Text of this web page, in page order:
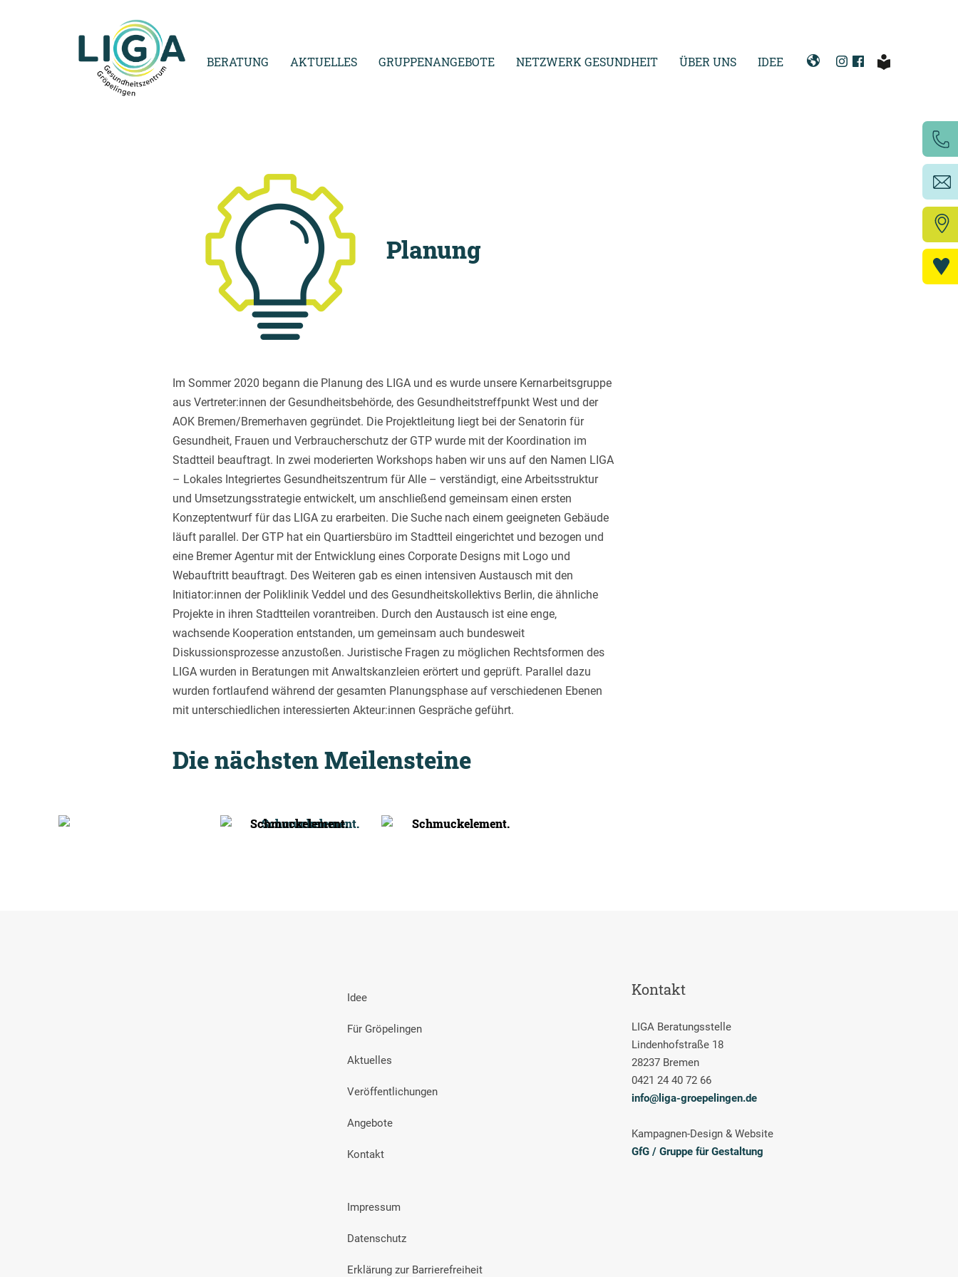
BERATUNG AKTUELLES GRUPPENANGEBOTE NETZWERK GESUNDHEIT ÜBER UNS IDEE
Planung
Im Sommer 2020 begann die Planung des LIGA und es wurde unsere Kernarbeitsgruppe
aus Vertreter:innen der Gesundheitsbehörde, des Gesundheitstreffpunkt West und der
AOK Bremen/Bremerhaven gegründet. Die Projektleitung liegt bei der Senatorin für
Gesundheit, Frauen und Verbraucherschutz der GTP wurde mit der Koordination im
Stadtteil beauftragt. In zwei moderierten Workshops haben wir uns auf den Namen LIGA
– Lokales Integriertes Gesundheitszentrum für Alle – verständigt, eine Arbeitsstruktur
und Umsetzungsstrategie entwickelt, um anschließend gemeinsam einen ersten
Konzeptentwurf für das LIGA zu erarbeiten. Die Suche nach einem geeigneten Gebäude
läuft parallel. Der GTP hat ein Quartiersbüro im Stadtteil eingerichtet und bezogen und
eine Bremer Agentur mit der Entwicklung eines Corporate Designs mit Logo und
Webauftritt beauftragt. Des Weiteren gab es einen intensiven Austausch mit den
Initiator:innen der Poliklinik Veddel und des Gesundheitskollektivs Berlin, die ähnliche
Projekte in ihren Stadtteilen vorantreiben. Durch den Austausch ist eine enge,
wachsende Kooperation entstanden, um gemeinsam auch bundesweit
Diskussionsprozesse anzustoßen. Juristische Fragen zu möglichen Rechtsformen des
LIGA wurden in Beratungen mit Anwaltskanzleien erörtert und geprüft. Parallel dazu
wurden fortlaufend während der gesamten Planungsphase auf verschiedenen Ebenen
mit unterschiedlichen interessierten Akteur:innen Gespräche geführt.
Die nächsten Meilensteine
Idee
Für Gröpelingen
Aktuelles
Veröffentlichungen
Angebote
Kontakt
Impressum
Datenschutz
Erklärung zur Barrierefreiheit
Kontakt
LIGA Beratungsstelle
Lindenhofstraße 18
28237 Bremen
0421 24 40 72 66
info@liga-groepelingen.de
Kampagnen-Design & Website
GfG / Gruppe für Gestaltung